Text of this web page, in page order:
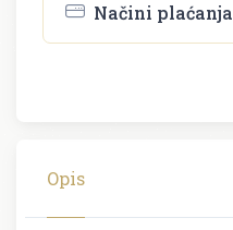
Načini plaćanja
Opis